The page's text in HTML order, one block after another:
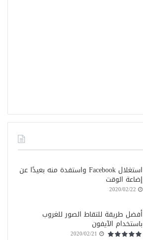
استغلال Facebook واستفدة منه بعيدًا عن
إضاعة الوقت
2020/02/22
أفضل طريقة للتقاط الصور للغروب
باستخدام الآيفون
2020/02/21